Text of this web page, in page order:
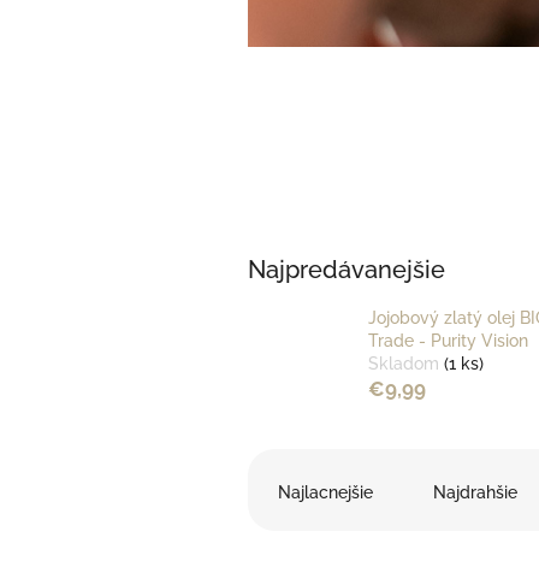
Najpredávanejšie
Jojobový zlatý olej
Trade - Purity Vision
Skladom (1 ks)
€9,99
Najlacnejšie Najdrahšie